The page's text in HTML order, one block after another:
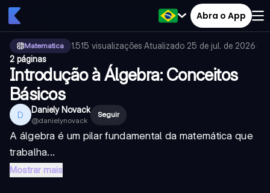
Abra o App
Matematica 1.515 visualizações·Atualizado 25 de jul. de 2026·
2 páginas
Introdução à Álgebra: Conceitos
Básicos
D Daniely Novack
@danielynovack
Seguir
A álgebra é um pilar fundamental da matemática que
trabalha...
Mostrar mais